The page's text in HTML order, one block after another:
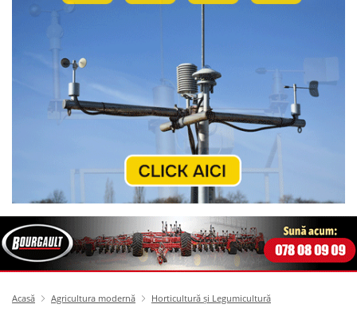
Acasă Agricultura modernă Horticultură și Legumicultură